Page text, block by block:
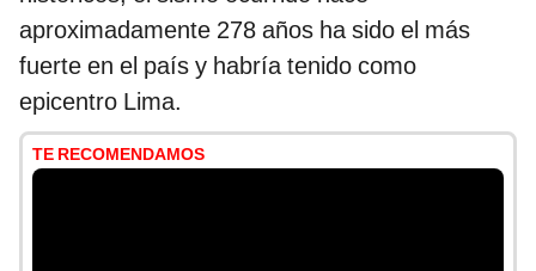
aproximadamente 278 años ha sido el más
fuerte en el país y habría tenido como
epicentro Lima.
TE RECOMENDAMOS